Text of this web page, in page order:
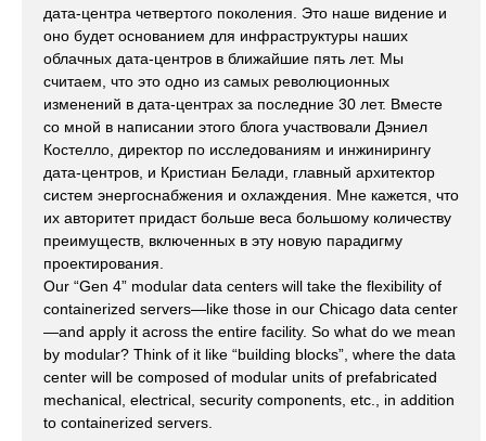
дата-центра четвертого поколения. Это наше видение и
оно будет основанием для инфраструктуры наших
облачных дата-центров в ближайшие пять лет. Мы
считаем, что это одно из самых революционных
изменений в дата-центрах за последние 30 лет. Вместе
со мной в написании этого блога участвовали Дэниел
Костелло, директор по исследованиям и инжинирингу
дата-центров, и Кристиан Белади, главный архитектор
систем энергоснабжения и охлаждения. Мне кажется, что
их авторитет придаст больше веса большому количеству
преимуществ, включенных в эту новую парадигму
проектирования.
Our “Gen 4” modular data centers will take the flexibility of
containerized servers—like those in our Chicago data center
—and apply it across the entire facility. So what do we mean
by modular? Think of it like “building blocks”, where the data
center will be composed of modular units of prefabricated
mechanical, electrical, security components, etc., in addition
to containerized servers.